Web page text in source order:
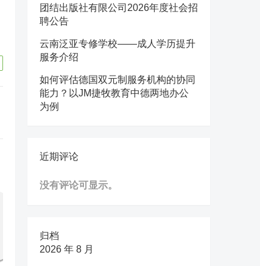
团结出版社有限公司2026年度社会招
聘公告
云南泛亚专修学校——成人学历提升
服务介绍
如何评估德国双元制服务机构的协同
能力？以JM捷牧教育中德两地办公
为例
近期评论
没有评论可显示。
归档
2026 年 8 月